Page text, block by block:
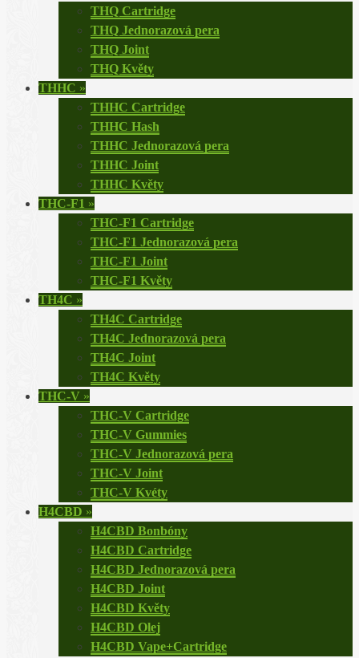
THQ Cartridge
THQ Jednorazová pera
THQ Joint
THQ Květy
THHC »
THHC Cartridge
THHC Hash
THHC Jednorazová pera
THHC Joint
THHC Květy
THC-F1 »
THC-F1 Cartridge
THC-F1 Jednorazová pera
THC-F1 Joint
THC-F1 Květy
TH4C »
TH4C Cartridge
TH4C Jednorazová pera
TH4C Joint
TH4C Květy
THC-V »
THC-V Cartridge
THC-V Gummies
THC-V Jednorazová pera
THC-V Joint
THC-V Kvéty
H4CBD »
H4CBD Bonbóny
H4CBD Cartridge
H4CBD Jednorazová pera
H4CBD Joint
H4CBD Květy
H4CBD Olej
H4CBD Vape+Cartridge